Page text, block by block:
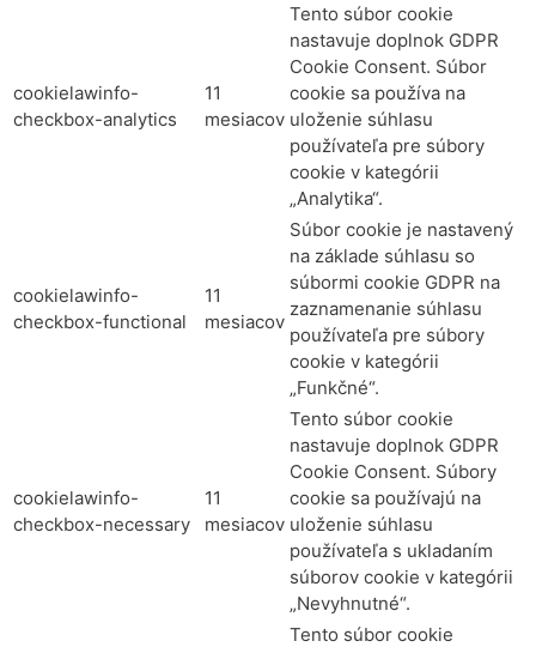
cookielawinfo-
checkbox-analytics
11
mesiacov
Tento súbor cookie
nastavuje doplnok GDPR
Cookie Consent. Súbor
cookie sa používa na
uloženie súhlasu
používateľa pre súbory
cookie v kategórii
„Analytika“.
cookielawinfo-
checkbox-functional
11
mesiacov
Súbor cookie je nastavený
na základe súhlasu so
súbormi cookie GDPR na
zaznamenanie súhlasu
používateľa pre súbory
cookie v kategórii
„Funkčné“.
cookielawinfo-
checkbox-necessary
11
mesiacov
Tento súbor cookie
nastavuje doplnok GDPR
Cookie Consent. Súbory
cookie sa používajú na
uloženie súhlasu
používateľa s ukladaním
súborov cookie v kategórii
„Nevyhnutné“.
Tento súbor cookie